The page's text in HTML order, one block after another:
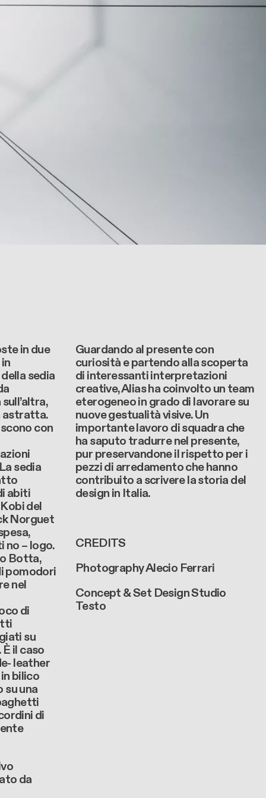
in due
sedia
astratta.
con
sedia
abiti
del
Norguet
– logo.
Botta,
pomodori
nel
di
su
il caso
leather
bilico
su una
di
da
Guardando al presente con
curiosità e partendo alla scoperta
di interessanti interpretazioni
creative, Alias ha coinvolto un team
eterogeneo in grado di lavorare su
nuove gestualità visive. Un
importante lavoro di squadra che
ha saputo tradurre nel presente,
pur preservandone il rispetto per i
pezzi di arredamento che hanno
contribuito a scrivere la storia del
design in Italia.
CREDITS
Photography Alecio Ferrari
Concept & Set Design Studio
Testo